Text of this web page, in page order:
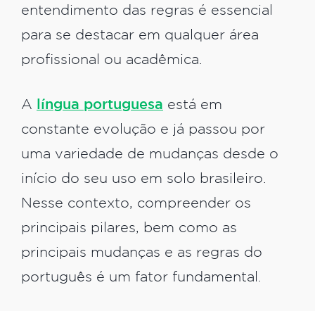
entendimento das regras é essencial
para se destacar em qualquer área
profissional ou acadêmica.
A língua portuguesa está em
constante evolução e já passou por
uma variedade de mudanças desde o
início do seu uso em solo brasileiro.
Nesse contexto, compreender os
principais pilares, bem como as
principais mudanças e as regras do
português é um fator fundamental.